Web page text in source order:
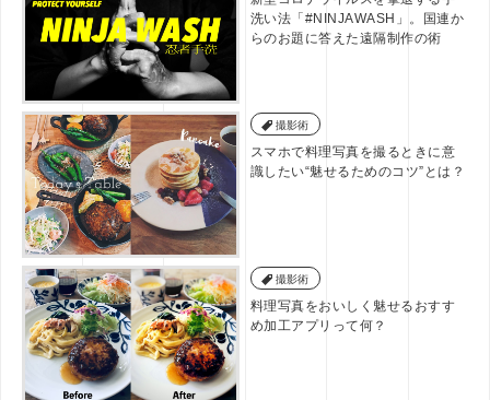
洗い法「#NINJAWASH」。国連か
らのお題に答えた遠隔制作の術
撮影術
スマホで料理写真を撮るときに意
識したい“魅せるためのコツ”とは？
撮影術
料理写真をおいしく魅せるおすす
め加工アプリって何？